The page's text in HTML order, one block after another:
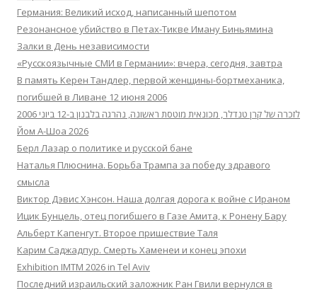
Германия: Великий исход, написанный шепотом
Резонансное убийство в Петах-Тикве Иману Биньямина
Залки в День независимости
«Русскоязычные СМИ в Германии»: вчера, сегодня, завтра
В память Керен Тандлер, первой женщины-бортмеханика,
погибшей в Ливане 12 июня 2006
לזכרה של קרן טנדלר, מכונאית מוטסת ראשונה, נהרגה בלבנון ב-12 ביוני 2006
Йом А-Шоа 2026
Берл Лазар о политике и русской бане
Наталья Плюснина. Борьба Трампа за победу здравого
смысла
Виктор Дэвис Хэнсон. Наша долгая дорога к войне с Ираном
Ицик Бунцель, отец погибшего в Газе Амита, к Ронену Бару
Альберт Капенгут. Второе пришествие Таля
Карим Саджадпур. Смерть Хаменеи и конец эпохи
Exhibition IMTM 2026 in Tel Aviv
Последний израильский заложник Ран Гвили вернулся в